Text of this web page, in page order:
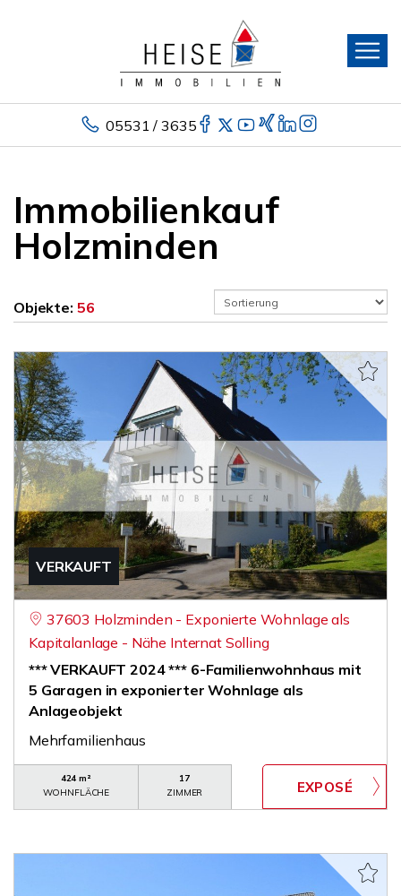
05531 / 3635
Immobilienkauf
Holzminden
Objekte: 56
VERKAUFT
37603 Holzminden - Exponierte Wohnlage als
Kapitalanlage - Nähe Internat Solling
*** VERKAUFT 2024 *** 6-Familienwohnhaus mit
5 Garagen in exponierter Wohnlage als
Anlageobjekt
Mehrfamilienhaus
424 m²
WOHNFLÄCHE
17
ZIMMER